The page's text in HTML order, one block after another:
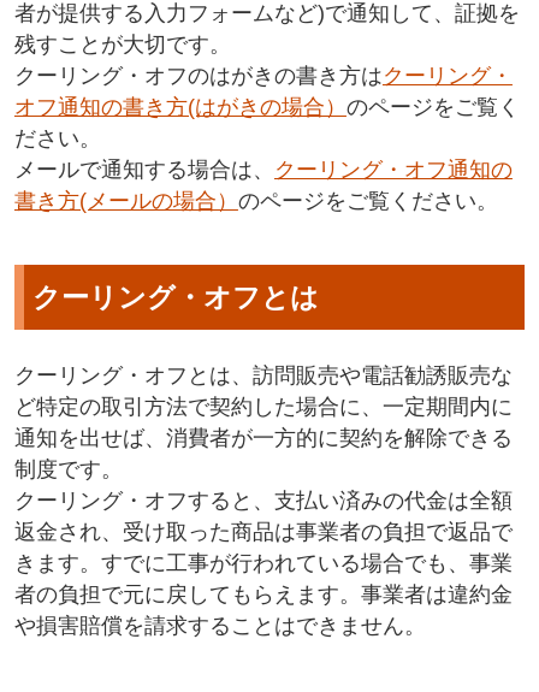
者が提供する入力フォームなど)で通知して、証拠を
残すことが大切です。
クーリング・オフのはがきの書き方はクーリング・
オフ通知の書き方(はがきの場合） のページをご覧く
ださい。
メールで通知する場合は、
クーリング・オフ通知の
書き方(メールの場合） のページをご覧ください。
クーリング・オフとは
クーリング・オフとは、訪問販売や電話勧誘販売な
ど特定の取引方法で契約した場合に、一定期間内に
通知を出せば、消費者が一方的に契約を解除できる
制度です。
クーリング・オフすると、支払い済みの代金は全額
返金され、受け取った商品は事業者の負担で返品で
きます。すでに工事が行われている場合でも、事業
者の負担で元に戻してもらえます。事業者は違約金
や損害賠償を請求することはできません。